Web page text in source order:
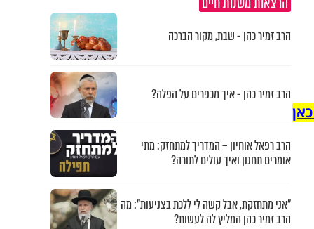
הרב זמיר כהן - שבת, מקור הברכה
הרב זמיר כהן - איך מכפרים על הפלה?
הרב רפאל אוחיון – המדריך למתחזק: מתי
אומרים תחנון ואיך עולים לתורה?
"אני מתחזקת, אבל קשה לי ללכת בצניעות": מה
הרב זמיר כהן המליץ לה לעשות?